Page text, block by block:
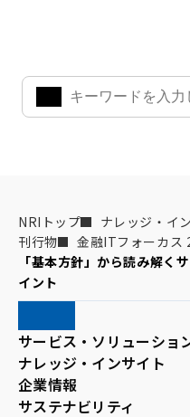
NRIトップ ナレッジ・イ
刊行物
金融ITフォーカス
「基本方針」から読み解く
イント
サービス・ソリューショ
ナレッジ・インサイト
企業情報
サステナビリティ